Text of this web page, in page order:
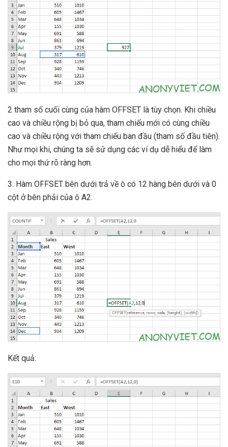
2 tham số cuối cùng của hàm OFFSET là tùy chọn. Khi chiều
cao và chiều rộng bị bỏ qua, tham chiếu mới có cùng chiều
cao và chiều rộng với tham chiếu ban đầu (tham số đầu tiên).
Như mọi khi, chúng ta sẽ sử dụng các ví dụ dễ hiểu để làm
cho mọi thứ rõ ràng hơn.
3. Hàm OFFSET bên dưới trả về ô có 12 hàng bên dưới và 0
cột ở bên phải của ô A2.
Kết quả: